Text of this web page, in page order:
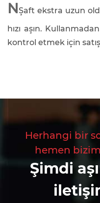
NŞaft ekstra uzun
hızı aşın.
kontrol etmek için
Herhangi bir
hemen
Şimdi